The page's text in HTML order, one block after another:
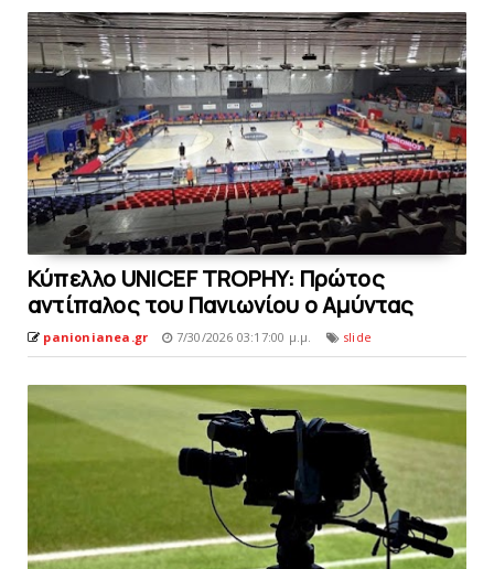
Κύπελλο UNICEF TROPHY: Πρώτος
αντίπαλος του Πανιωνίου o Aμύντας
panionianea.gr 7/30/2026 03:17:00 μ.μ. slide